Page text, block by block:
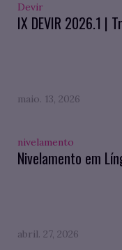
Devir
IX DEVIR 2026.1 |
maio. 13, 2026
nivelamento
Nivelamento em
abril. 27, 2026